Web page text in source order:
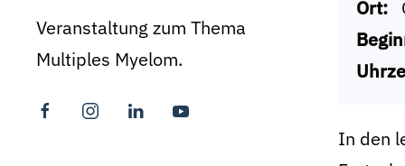
Veranstaltung zum Thema
Multiples Myelom.
Ort:
In den